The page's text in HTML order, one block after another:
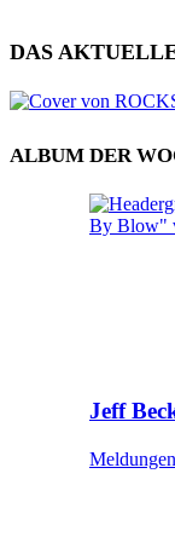
DAS
ALBUM DER
Jeff
Meldungen